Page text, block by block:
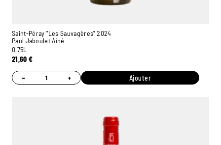
Saint-Péray "Les Sauvagères" 2024
Paul Jaboulet Aîné
0,75L
21,60€
− + Ajouter